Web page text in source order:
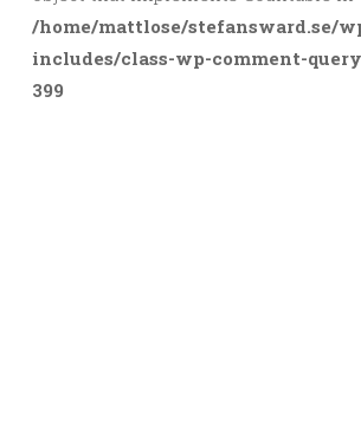
/home/mattlose/stefansward.se/
includes/class-wp-comment-
399